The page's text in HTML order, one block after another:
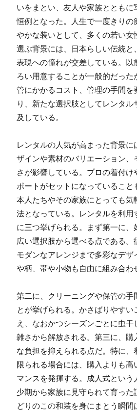
いをまとい、友人や家族とともに
恒例となった。人生で一度きりの
やかな装いとして、多くの若い女
選ぶ背景には、日本らしい伝統と
表現への憧れが交差している。以
ろい用意することが一般的だった
管にかかるコスト、管理の手間を
り、新たな選択肢としてレンタ
及している。
レンタルの人気が高まった背景
ザインや素材のバリエーション、
さが影響している。プロの着付け
ポートがセットになっていること
本人たちやその家族にとっても気
法となっている。レンタルを利用
に三つ挙げられる。まず第一に、
広い選択肢から選べる点である。
モダンなアレンジまで多彩なデザ
や柄、帯や小物も自由に組み合わ
第二に、クリーニングや保管の手
とが挙げられる。かさばりやす
え、なおかつシーズンごとに虫干
雑さから解放される。第三に、購
な負担を抑えられる点だ。特に、
限られる場合には、購入よりも高
マンスを発揮する。成人式という
少期から家族に見守られて育った
どりのこの和装を身にまとう瞬間